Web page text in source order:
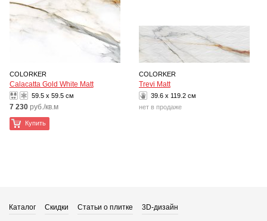
COLORKER
Calacatta Gold White Matt
59.5 x 59.5 см
7 230 руб./кв.м
Купить
COLORKER
Trevi Matt
39.6 x 119.2 см
нет в продаже
Каталог Скидки Статьи о плитке 3D-дизайн